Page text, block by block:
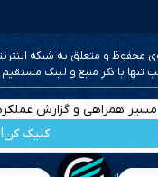
مسیر همراهی و گزارش عملکرد
کلیک کن!
محفوظ و متعلق به شبکه
تنها با ذکر منبع و لینک
و خبرگزاری آسام
گروه رسانه ای دنیای اقتصاد